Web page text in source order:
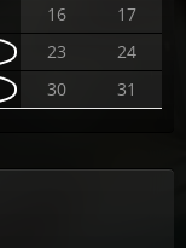
16
17
23
24
30 31